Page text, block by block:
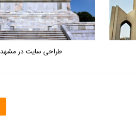
طراحی سایت در مشهد